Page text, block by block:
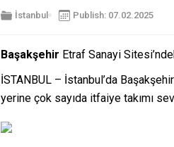
İstanbul Publish: 07.02.2025
Başakşehir Etraf Sanayi
İSTANBUL – İstanbul’da
yerine çok sayıda itfaiye takımı